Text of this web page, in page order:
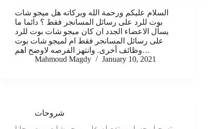
السلام عليكم ورحمة الله وبركاته هل ميجو شات
بوت للرد على رسائل المسانجر فقط ؟ دائما ما
يسأل الاعضاء الجدد ان كان ميجو شات بوت للرد
على رسائل المسانجر فقط ام لميجو شات بوت
وظائف أخرى. وانتهز الفرصه لاوضح اهم…
Mahmoud Magdy
January 10, 2021
شروحات